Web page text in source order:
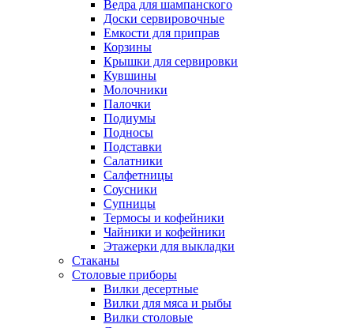
Ведра для шампанского
Доски сервировочные
Емкости для приправ
Корзины
Крышки для сервировки
Кувшины
Молочники
Палочки
Подиумы
Подносы
Подставки
Салатники
Салфетницы
Соусники
Супницы
Термосы и кофейники
Чайники и кофейники
Этажерки для выкладки
Стаканы
Столовые приборы
Вилки десертные
Вилки для мяса и рыбы
Вилки столовые